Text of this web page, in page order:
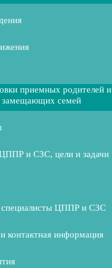
приемных родителей и
замещающих семей
и СЗС, цели и задачи
специалисты ЦППР и СЗС
контактная информация